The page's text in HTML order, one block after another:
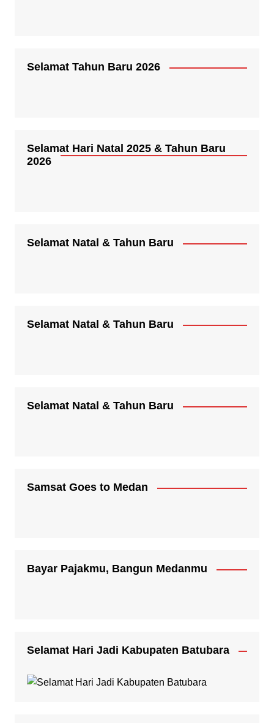
Selamat Tahun Baru 2026
Selamat Hari Natal 2025 & Tahun Baru
2026
Selamat Natal & Tahun Baru
Selamat Natal & Tahun Baru
Selamat Natal & Tahun Baru
Samsat Goes to Medan
Bayar Pajakmu, Bangun Medanmu
Selamat Hari Jadi Kabupaten Batubara